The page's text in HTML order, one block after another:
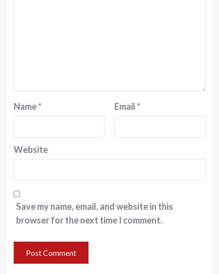
Name* Email*
Website
Save my name, email, and website in this
browser for the next time I comment.